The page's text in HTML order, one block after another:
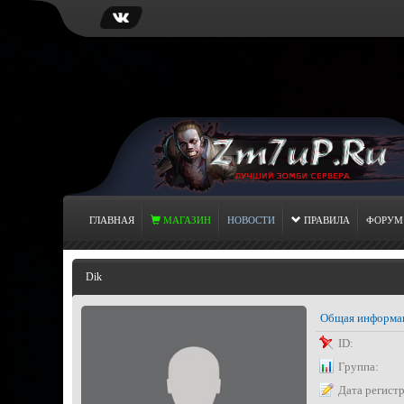
ГЛАВНАЯ МАГАЗИН НОВОСТИ ПРАВИЛА ФОРУМ
Dik
Общая
ID:
Группа:
Дата